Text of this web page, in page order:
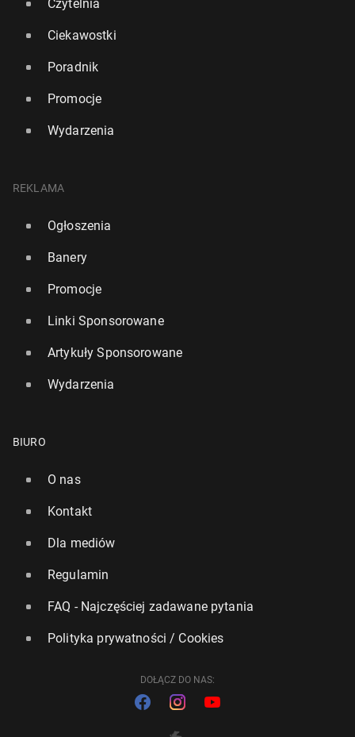
Czytelnia
Ciekawostki
Poradnik
Promocje
Wydarzenia
REKLAMA
Ogłoszenia
Banery
Promocje
Linki Sponsorowane
Artykuły Sponsorowane
Wydarzenia
BIURO
O nas
Kontakt
Dla mediów
Regulamin
FAQ - Najczęściej zadawane pytania
Polityka prywatności / Cookies
DOŁĄCZ DO NAS: